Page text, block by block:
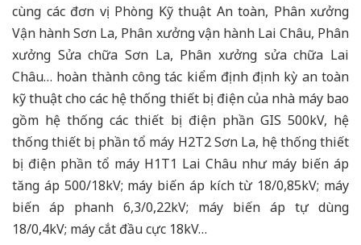
cùng các đơn vị Phòng Kỹ thuật An toàn, Phân xưởng
Vận hành Sơn La, Phân xưởng vận hành Lai Châu, Phân
xưởng Sửa chữa Sơn La, Phân xưởng sửa chữa Lai
Châu… hoàn thành công tác kiểm định định kỳ an toàn
kỹ thuật cho các hệ thống thiết bị điện của nhà máy bao
gồm hệ thống các thiết bị điện phần GIS 500kV, hệ
thống thiết bị phần tổ máy H2T2 Sơn La, hệ thống thiết
bị điện phần tổ máy H1T1 Lai Châu như máy biến áp
tăng áp 500/18kV; máy biến áp kích từ 18/0,85kV; máy
biến áp phanh 6,3/0,22kV; máy biến áp tự dùng
18/0,4kV; máy cắt đầu cực 18kV…